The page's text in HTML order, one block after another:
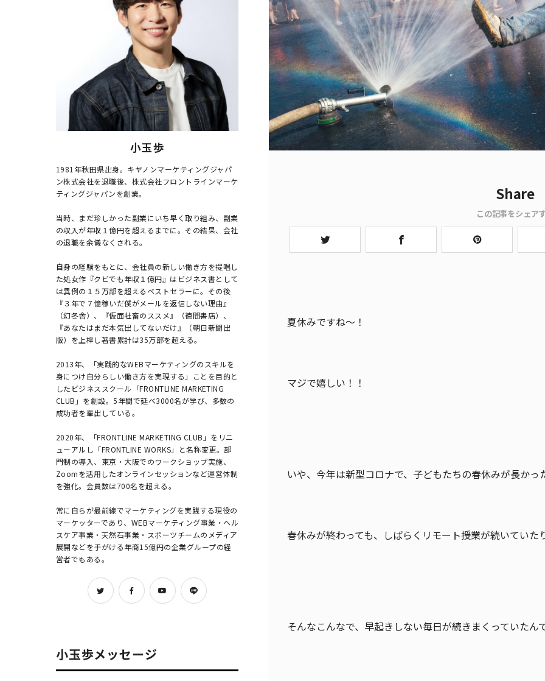
Share
この記事をシェア
夏休みですね〜！
マジで嬉しい！！
いや、今年は新型コロナで、子どもたちの春休みが長かっ
春休みが終わっても、しばらくリモート授業が続いていた
そんなこんなで、早起きしない毎日が続きまくっていたん
小玉 歩
1981年秋田県出身。キヤノンマーケティングジャパ
ン株式会社を退職後、株式会社フロントラインマーケ
ティングジャパンを創業。
当時、まだ珍しかった副業にいち早く取り組み、副業
の収入が年収１億円を超えるまでに。その結果、会社
の退職を余儀なくされる。
自身の経験をもとに、会社員の新しい働き方を提唱し
た処女作『クビでも年収１億円』はビジネス書として
は異例の１５万部を超えるベストセラーに。その後
『３年で７億稼いだ僕がメールを返信しない理由』
（幻冬舎）、『仮面社畜のススメ』（徳間書店）、
『あなたはまだ本気出してないだけ』（朝日新聞出
版）を上梓し著書累計は35万部を超える。
2013年、「実践的なWEBマーケティングのスキルを
身につけ自分らしい働き方を実現する」ことを目的と
したビジネススクール「FRONTLINE MARKETING
CLUB」を創設。5年間で延べ3000名が学び、多数の
成功者を輩出している。
2020年、「FRONTLINE MARKETING CLUB」をリニ
ューアルし「FRONTLINE WORKS」と名称変更。部
門制の導入、東京・大阪でのワークショップ実施、
Zoomを活用したオンラインセッションなど運営体制
を強化。会員数は700名を超える。
常に自らが最前線でマーケティングを実践する現役の
マーケッターであり、WEBマーケティング事業・ヘル
スケア事業・天然石事業・スポーツチームのメディア
展開などを手がける年商15億円の企業グループの経
営者でもある。
小玉歩メッセージ